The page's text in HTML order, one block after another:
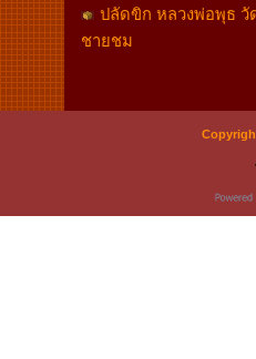
ปลัดขิก หลวงพ่อพุธ
ชายชม